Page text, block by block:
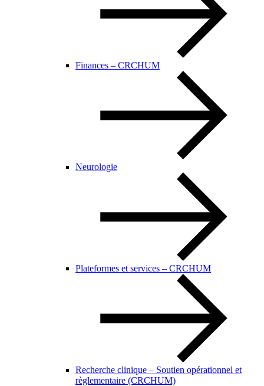
Finances – CRCHUM
Neurologie
Plateformes et services – CRCHUM
Recherche clinique – Soutien opérationnel et
règlementaire (CRCHUM)